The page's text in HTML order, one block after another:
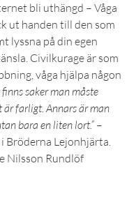
bli uthängd – Våga
ut handen till den som
lyssna på din egen
Civilkurage är som
våga hjälpa någon
finns saker man måste
är farligt. Annars är man
bara en liten lort.” –
Bröderna Lejonhjärta.
Nilsson Rundlöf